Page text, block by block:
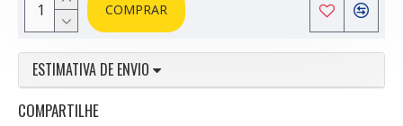
COMPRAR
ESTIMATIVA DE ENVIO
COMPARTILHE